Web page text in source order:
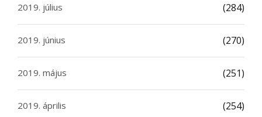
2019. július (284)
2019. június (270)
2019. május (251)
2019. április (254)